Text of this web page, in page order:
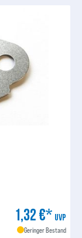
1,32 €* UVP
Geringer Bestand